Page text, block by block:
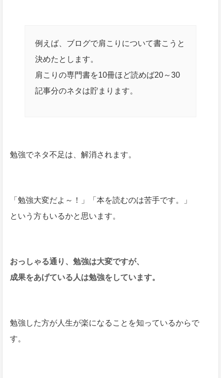
例えば、ブログで肩こりについて書こうと
決めたとします。
肩こりの専門書を10冊ほど読めば20～30
記事分のネタは貯まります。
勉強でネタ不足は、解消されます。
「勉強大変だよ～！」「本を読むのは苦手です。」
という方もいるかと思います。
おっしゃる通り、勉強は大変ですが、
成果をあげている人は勉強をしています。
勉強した方が人生が楽になることを知っているからで
す。